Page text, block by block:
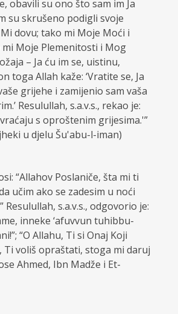
obavili su ono što sam im Ja
su skrušeno podigli svoje
dovu; tako mi Moje Moći i
Moje Plemenitosti i Mog
– Ja ću im se, uistinu,
toga Allah kaže: ‘Vratite se, Ja
grijehe i zamijenio sam vaša
Resulullah, s.a.v.s., rekao je:
s oproštenim grijesima.'”
u djelu Šu'abu-l-iman)
“Allahov Poslaniče, šta mi ti
učim ako se zadesim u noći
Resulullah, s.a.v.s., odgovorio je:
inneke ‘afuvvun tuhibbu-
“O Allahu, Ti si Onaj Koji
Ti voliš opraštati, stoga mi daruj
Ahmed, Ibn Madže i Et-